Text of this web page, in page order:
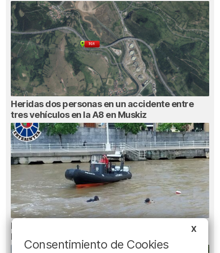
Heridas dos personas en un accidente entre
tres vehículos en la A8 en Muskiz
Recuperado el cuerpo sin vida de una mujer en
la ría de Bilbao
X
Consentimiento de Cookies